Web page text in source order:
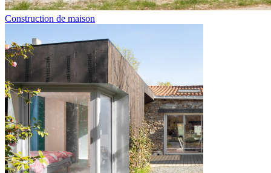
Construction de maison